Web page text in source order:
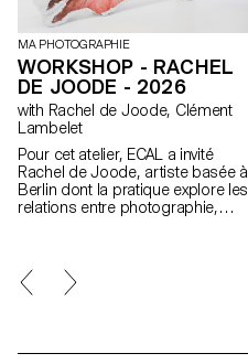
MA PHOTOGRAPHIE
WORKSHOP - RACHEL
DE JOODE - 2026
with Rachel de Joode, Clément
Lambelet
Pour cet atelier, ECAL a invité
Rachel de Joode, artiste basée à
Berlin dont la pratique explore les
relations entre photographie,
transformation d’images
photographiques en formes